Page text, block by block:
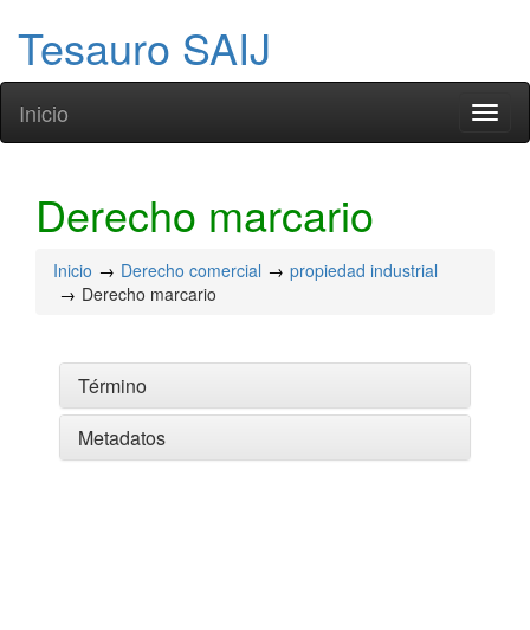
Tesauro SAIJ
Inicio
Derecho marcario
Inicio Derecho comercial
propiedad industrial
Derecho marcario
Término
Metadatos